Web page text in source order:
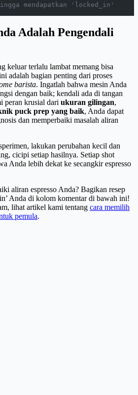
mendapatkan 'locked_in'
Adalah Pengendali
keluar terlalu lambat memang bisa
adalah bagian penting dari proses
barista. Ingatlah bahwa mesin Anda
dengan baik; kendali ada di tangan
peran krusial dari ukuran gilingan,
puck prep yang baik, Anda dapat
dan memperbaiki masalah aliran
lakukan perubahan kecil dan
cicipi setiap hasilnya. Setiap shot
Anda lebih dekat ke secangkir espresso
aliran espresso Anda? Bagikan resep
Anda di kolom komentar di bawah ini!
lihat artikel kami tentang cara memilih
pemula.